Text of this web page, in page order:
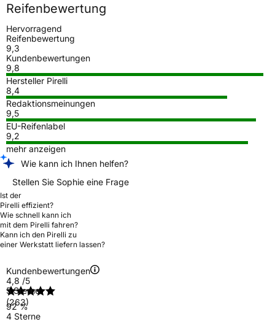
Reifenbewertung
Hervorragend
Reifenbewertung
9,3
Kundenbewertungen
9,8
Hersteller Pirelli
8,4
Redaktionsmeinungen
9,5
EU-Reifenlabel
9,2
mehr anzeigen
Wie kann ich Ihnen helfen?
Stellen Sie Sophie eine Frage
Ist der
Pirelli effizient?
Wie schnell kann ich
mit dem Pirelli fahren?
Kann ich den Pirelli zu
einer Werkstatt liefern lassen?
Kundenbewertungen
4,8 /5
(263)
5 Sterne
92 %
4 Sterne